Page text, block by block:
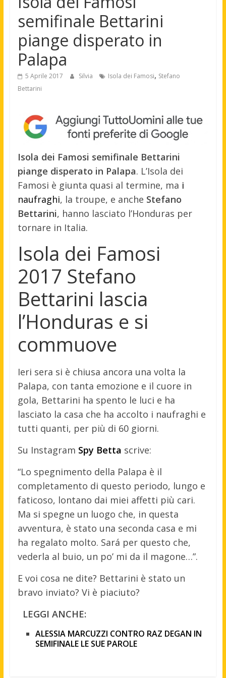
semifinale Bettarini
piange disperato in
Palapa
5 Aprile 2017 Silvia Isola dei Famosi, Stefano
Bettarini
Isola dei Famosi semifinale Bettarini
piange disperato in Palapa. L’Isola dei
Famosi è giunta quasi al termine, ma i
naufraghi, la troupe, e anche Stefano
Bettarini, hanno lasciato l’Honduras per
tornare in Italia.
Isola dei Famosi
2017 Stefano
Bettarini lascia
l’Honduras e si
commuove
Ieri sera si è chiusa ancora una volta la
Palapa, con tanta emozione e il cuore in
gola, Bettarini ha spento le luci e ha
lasciato la casa che ha accolto i naufraghi e
tutti quanti, per più di 60 giorni.
Su Instagram Spy Betta scrive:
“Lo spegnimento della Palapa è il
completamento di questo periodo, lungo e
faticoso, lontano dai miei affetti più cari.
Ma si spegne un luogo che, in questa
avventura, è stato una seconda casa e mi
ha regalato molto. Sará per questo che,
vederla al buio, un po’ mi da il magone…”.
E voi cosa ne dite? Bettarini è stato un
bravo inviato? Vi è piaciuto?
LEGGI ANCHE:
ALESSIA MARCUZZI CONTRO RAZ DEGAN IN
SEMIFINALE LE SUE PAROLE